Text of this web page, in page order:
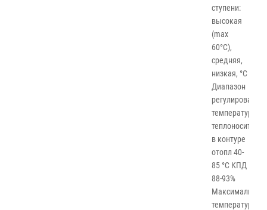
ступени:
высокая
(max
60°С),
средняя,
низкая, °C
Диапазон
регулирования
температуры
теплоносителя
в контуре
отопл 40-
85 °C КПД
88-93%
Максимальная
температура